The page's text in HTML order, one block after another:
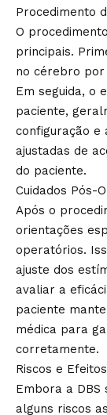
Procedimento
O
principais.
no cérebro por
Em seguida, o
paciente,
configuração e
ajustadas de
do paciente.
Cuidados Pós-
Após o
orientações
operatórios.
ajuste dos
avaliar a
paciente
médica para
corretamente.
Riscos e
Embora a DBS
alguns riscos